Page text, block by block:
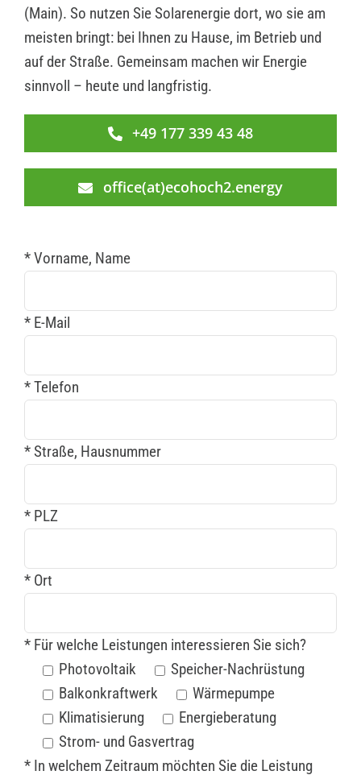
(Main). So nutzen Sie Solarenergie dort, wo sie am
meisten bringt: bei Ihnen zu Hause, im Betrieb und
auf der Straße. Gemeinsam machen wir Energie
sinnvoll – heute und langfristig.
+49 177 339 43 48
office(at)ecohoch2.energy
* Vorname, Name
* E-Mail
* Telefon
* Straße, Hausnummer
* PLZ
* Ort
* Für welche Leistungen interessieren Sie sich?
Photovoltaik
Speicher-Nachrüstung
Balkonkraftwerk
Wärmepumpe
Klimatisierung
Energieberatung
Strom- und Gasvertrag
* In welchem Zeitraum möchten Sie die Leistung